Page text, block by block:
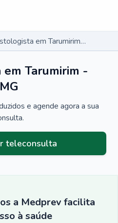
Mastologista em Tarumirim - MG
Tarumirim -
MG
e agende agora a sua
teleconsulta
a Medprev facilita
à saúde